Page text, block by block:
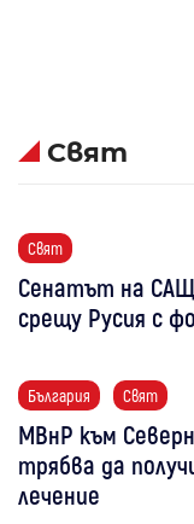
Свят
Свят
Сенатът на САЩ
срещу Русия с
България Свят
МВнР към
трябва да
лечение